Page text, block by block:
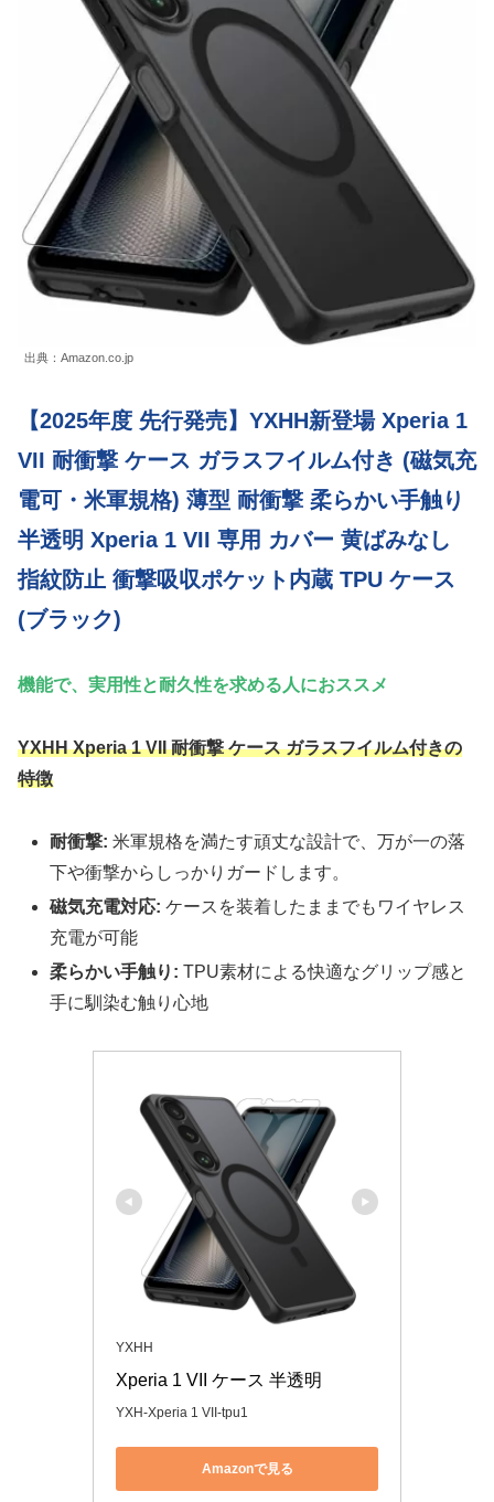
出典：Amazon.co.jp
【2025年度 先行発売】YXHH新登場 Xperia 1
VII 耐衝撃 ケース ガラスフイルム付き (磁気充
電可・米軍規格) 薄型 耐衝撃 柔らかい手触り
半透明 Xperia 1 VII 専用 カバー 黄ばみなし
指紋防止 衝撃吸収ポケット内蔵 TPU ケース
(ブラック)
機能で、実用性と耐久性を求める人におススメ
YXHH Xperia 1 VII 耐衝撃 ケース ガラスフイルム付きの
特徴
耐衝撃: 米軍規格を満たす頑丈な設計で、万が一の落
下や衝撃からしっかりガードします。
磁気充電対応: ケースを装着したままでもワイヤレス
充電が可能
柔らかい手触り: TPU素材による快適なグリップ感と
手に馴染む触り心地
YXHH
Xperia 1 VII ケース 半透明
YXH-Xperia 1 VII-tpu1
Amazonで見る